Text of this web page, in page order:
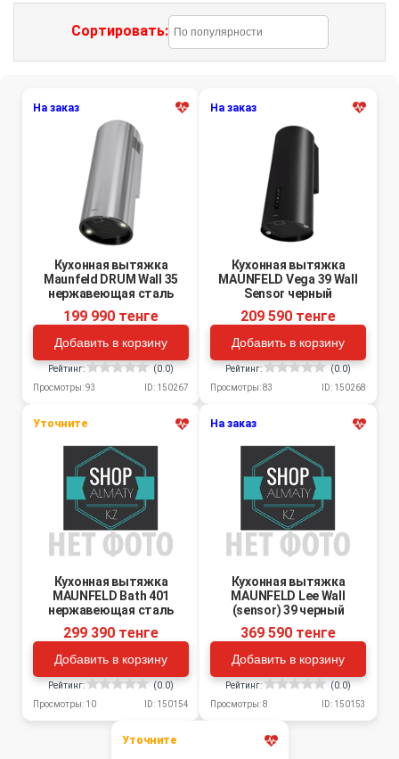
Сортировать:
На заказ
Кухонная вытяжка
Maunfeld DRUM Wall 35
нержавеющая сталь
199 990 тенге
Добавить в корзину
Рейтинг:
(0.0)
Просмотры: 93
ID: 150267
На заказ
Кухонная вытяжка
MAUNFELD Vega 39 Wall
Sensor черный
209 590 тенге
Добавить в корзину
Рейтинг:
(0.0)
Просмотры: 83
ID: 150268
Уточните
Кухонная вытяжка
MAUNFELD Bath 401
нержавеющая сталь
299 390 тенге
Добавить в корзину
Рейтинг:
(0.0)
Просмотры: 10
ID: 150154
На заказ
Кухонная вытяжка
MAUNFELD Lee Wall
(sensor) 39 черный
369 590 тенге
Добавить в корзину
Рейтинг:
(0.0)
Просмотры: 8
ID: 150153
Уточните